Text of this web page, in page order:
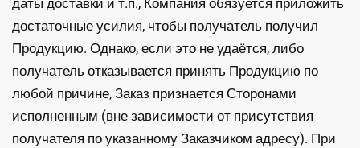
даты доставки и т.п., Компания обязуется приложить
достаточные усилия, чтобы получатель получил
Продукцию. Однако, если это не удаётся, либо
получатель отказывается принять Продукцию по
любой причине, Заказ признается Сторонами
исполненным (вне зависимости от присутствия
получателя по указанному Заказчиком адресу). При